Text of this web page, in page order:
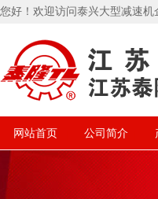
您好！欢迎访问泰兴大型减速机
网站首页 公司简介